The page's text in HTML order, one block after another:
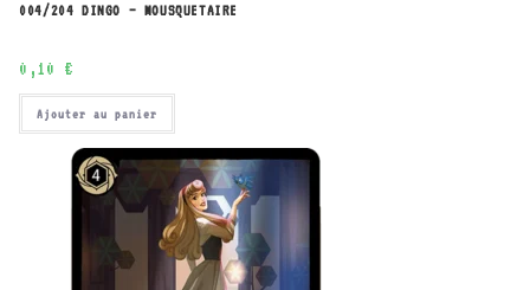
004/204 DINGO – MOUSQUETAIRE
0,10 €
Ajouter au panier